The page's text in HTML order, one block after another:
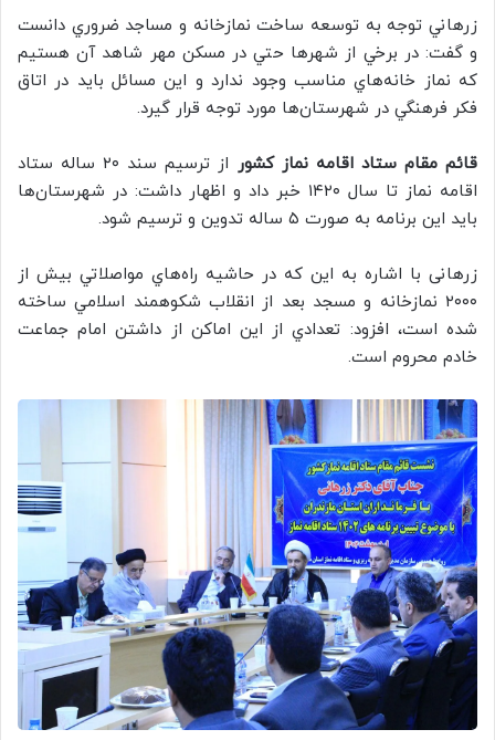
زرهاني توجه به توسعه ساخت نمازخانه و مساجد ضروري دانست
و گفت: در برخي از شهرها حتي در مسكن مهر شاهد آن هستيم
كه نماز خانه‌هاي مناسب وجود ندارد و اين مسائل بايد در اتاق
فكر فرهنگي در شهرستان‌ها مورد توجه قرار گيرد.
قائم مقام ستاد اقامه نماز كشور
از ترسيم سند ۲۰ ساله ستاد
اقامه نماز تا سال ۱۴۲۰ خبر داد و اظهار داشت: در شهرستان‌ها
بايد اين برنامه به صورت ۵ ساله تدوين و ترسيم شود.
زرهانی با اشاره به اين كه در حاشيه راه‌هاي مواصلاتي بيش از
۲۰۰۰ نمازخانه و مسجد بعد از انقلاب شكوهمند اسلامي ساخته
شده است، افزود: تعدادي از اين اماكن از داشتن امام جماعت
خادم محروم است.